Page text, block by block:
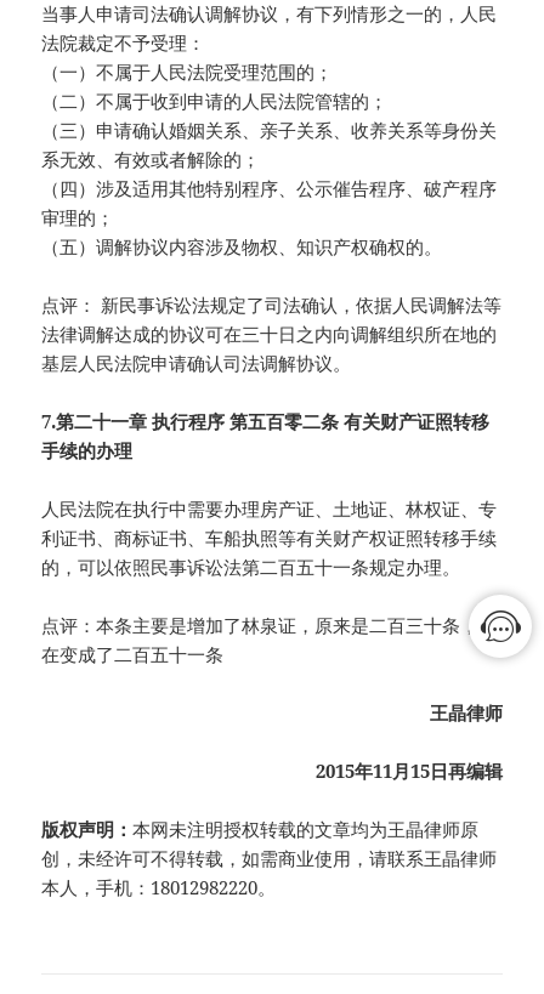
当事人申请司法确认调解协议，有下列情形之一的，人民
法院裁定不予受理：
（一）不属于人民法院受理范围的；
（二）不属于收到申请的人民法院管辖的；
（三）申请确认婚姻关系、亲子关系、收养关系等身份关
系无效、有效或者解除的；
（四）涉及适用其他特别程序、公示催告程序、破产程序
审理的；
（五）调解协议内容涉及物权、知识产权确权的。
点评： 新民事诉讼法规定了司法确认，依据人民调解法等
法律调解达成的协议可在三十日之内向调解组织所在地的
基层人民法院申请确认司法调解协议。
7.第二十一章 执行程序 第五百零二条 有关财产证照转移
手续的办理
人民法院在执行中需要办理房产证、土地证、林权证、专
利证书、商标证书、车船执照等有关财产权证照转移手续
的，可以依照民事诉讼法第二百五十一条规定办理。
点评：本条主要是增加了林泉证，原来是二百三十条，现
在变成了二百五十一条
王晶律师
2015年11月15日再编辑
版权声明：本网未注明授权转载的文章均为王晶律师原
创，未经许可不得转载，如需商业使用，请联系王晶律师
本人，手机：18012982220。